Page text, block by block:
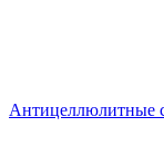
Антицеллюлитные